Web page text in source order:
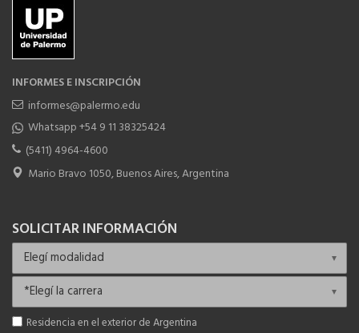
INFORMES E INSCRIPCIÓN
informes@palermo.edu
Whatsapp +54 9 11 38325424
(5411) 4964-4600
Mario Bravo 1050, Buenos Aires, Argentina
SOLICITAR INFORMACIÓN
Residencia en el exterior de Argentina